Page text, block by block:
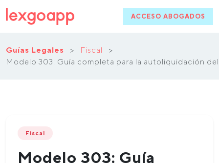
ACCESO ABOGADOS
Guías Legales > Fiscal
>
Modelo 303: Guía completa para la autoliquidación
Fiscal
Modelo 303: Guía